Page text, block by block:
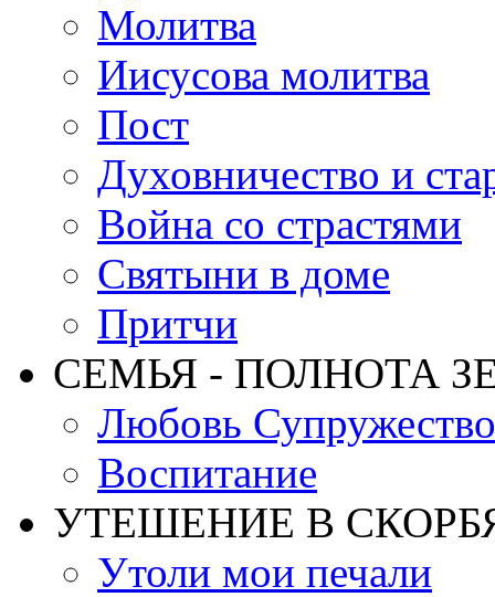
Молитва
Иисусова молитва
Пост
Духовничество и
Война со страстями
Святыни в доме
Притчи
СЕМЬЯ - ПОЛНОТА
Любовь Супружество
Воспитание
УТЕШЕНИЕ В
Утоли мои печали